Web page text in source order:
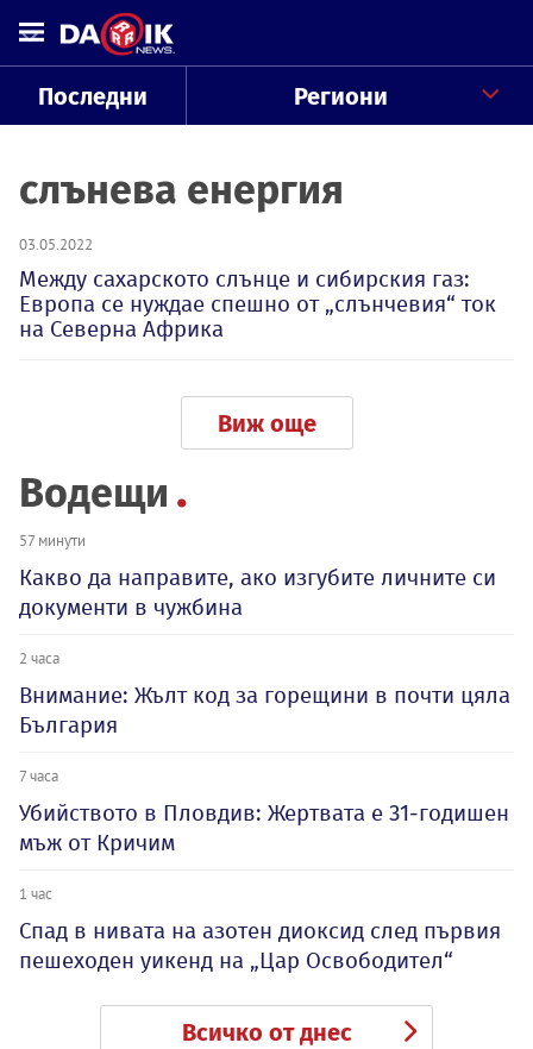
Последни Региони
слънева енергия
03.05.2022
Между сахарското слънце и сибирския газ:
Европа се нуждае спешно от „слънчевия“ ток
на Северна Африка
Виж още
Водещи
57 минути
Какво да направите, ако изгубите личните си
документи в чужбина
2 часа
Внимание: Жълт код за горещини в почти цяла
България
7 часа
Убийството в Пловдив: Жертвата е 31-годишен
мъж от Кричим
1 час
Спад в нивата на азотен диоксид след първия
пешеходен уикенд на „Цар Освободител“
Всичко от днес